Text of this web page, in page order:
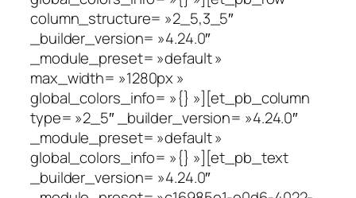
column_structure= »2_5,3_5″
_builder_version= »4.24.0″
_module_preset= »default »
max_width= »1280px »
global_colors_info= »{} »][et_pb_column
type= »2_5″ _builder_version= »4.24.0″
_module_preset= »default »
global_colors_info= »{} »][et_pb_text
_builder_version= »4.24.0″